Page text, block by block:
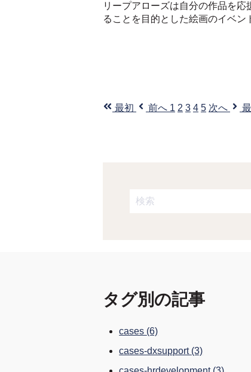
リープアローズは自分の作品を
ることを目的とした絵画のイベ
最初 前へ 1 2 3 4 5 次へ
これは、自動候補機能付き
タグ別の記事
cases (6)
cases-dxsupport (3)